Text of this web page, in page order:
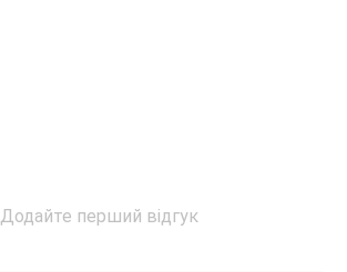
Додайте перший відгук